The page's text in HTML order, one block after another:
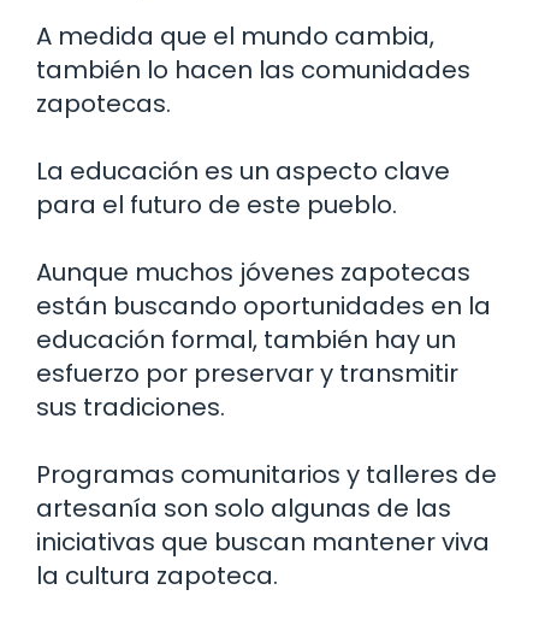
A medida que el mundo cambia,
también lo hacen las comunidades
zapotecas.
La educación es un aspecto clave
para el futuro de este pueblo.
Aunque muchos jóvenes zapotecas
están buscando oportunidades en la
educación formal, también hay un
esfuerzo por preservar y transmitir
sus tradiciones.
Programas comunitarios y talleres de
artesanía son solo algunas de las
iniciativas que buscan mantener viva
la cultura zapoteca.